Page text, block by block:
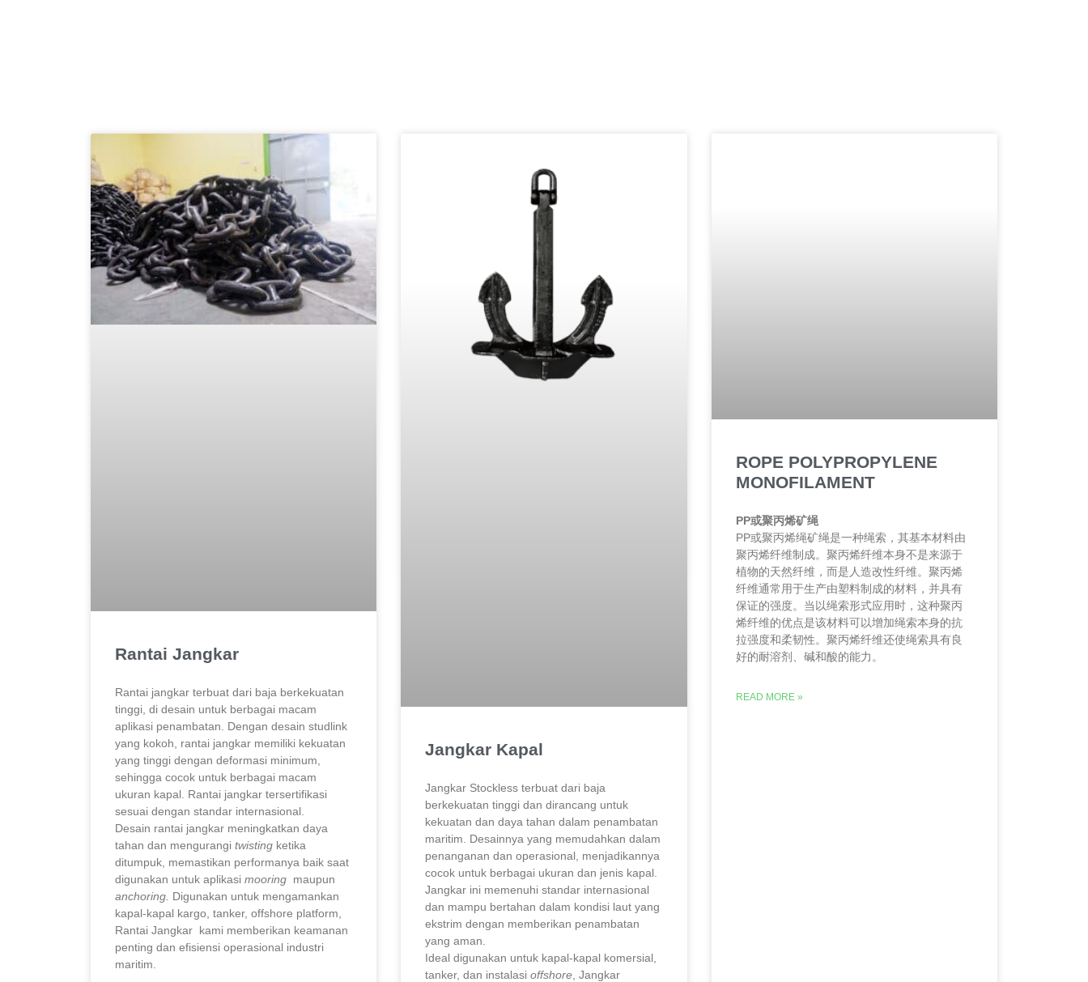
Rantai Jangkar
Rantai jangkar terbuat dari baja berkekuatan
tinggi, di desain untuk berbagai macam
aplikasi penambatan. Dengan desain studlink
yang kokoh, rantai jangkar memiliki kekuatan
yang tinggi dengan deformasi minimum,
sehingga cocok untuk berbagai macam
ukuran kapal. Rantai jangkar tersertifikasi
sesuai dengan standar internasional.
Desain rantai jangkar meningkatkan daya
tahan dan mengurangi twisting ketika
ditumpuk, memastikan performanya baik saat
digunakan untuk aplikasi mooring maupun
anchoring. Digunakan untuk mengamankan
kapal-kapal kargo, tanker, offshore platform,
Rantai Jangkar kami memberikan keamanan
penting dan efisiensi operasional industri
maritim.
Jangkar Kapal
Jangkar Stockless terbuat dari baja
berkekuatan tinggi dan dirancang untuk
kekuatan dan daya tahan dalam penambatan
maritim. Desainnya yang memudahkan dalam
penanganan dan operasional, menjadikannya
cocok untuk berbagai ukuran dan jenis kapal.
Jangkar ini memenuhi standar internasional
dan mampu bertahan dalam kondisi laut yang
ekstrim dengan memberikan penambatan
yang aman.
Ideal digunakan untuk kapal-kapal komersial,
tanker, dan instalasioffshore , Jangkar
ROPE POLYPROPYLENE
MONOFILAMENT
PP或聚丙烯矿绳
PP或聚丙烯绳矿绳是一种绳索，其基本材料由
聚丙烯纤维制成。聚丙烯纤维本身不是来源于
植物的天然纤维，而是人造改性纤维。聚丙烯
纤维通常用于生产由塑料制成的材料，并具有
保证的强度。当以绳索形式应用时，这种聚丙
烯纤维的优点是该材料可以增加绳索本身的抗
拉强度和柔韧性。聚丙烯纤维还使绳索具有良
好的耐溶剂、碱和酸的能力。
READ MORE »